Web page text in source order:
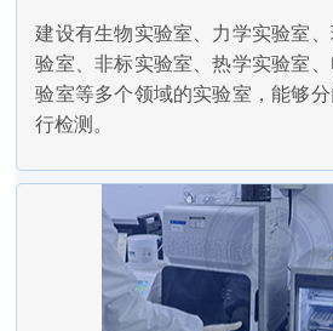
建设有生物实验室、力学实验室
验室、非标实验室、热学实验室
验室等多个领域的实验室，能够
行检测。